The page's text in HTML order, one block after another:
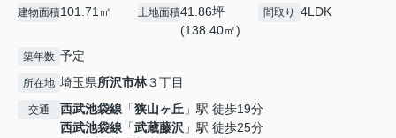
建物面積101.71㎡ 土地面積41.86坪
(138.40㎡)
間取り 4LDK
築年数 予定
所在地 埼玉県所沢市林３丁目
交通 西武池袋線 「狭山ヶ丘 」駅 徒歩19分
西武池袋線 「武蔵藤沢 」駅 徒歩25分